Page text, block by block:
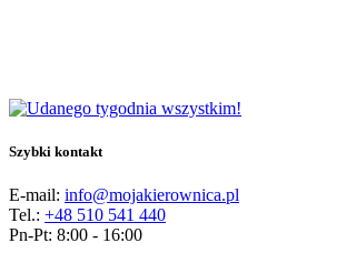
Szybki kontakt
E-mail: info@mojakierownica.pl
Tel.: +48 510 541 440
Pn-Pt: 8:00 - 16:00